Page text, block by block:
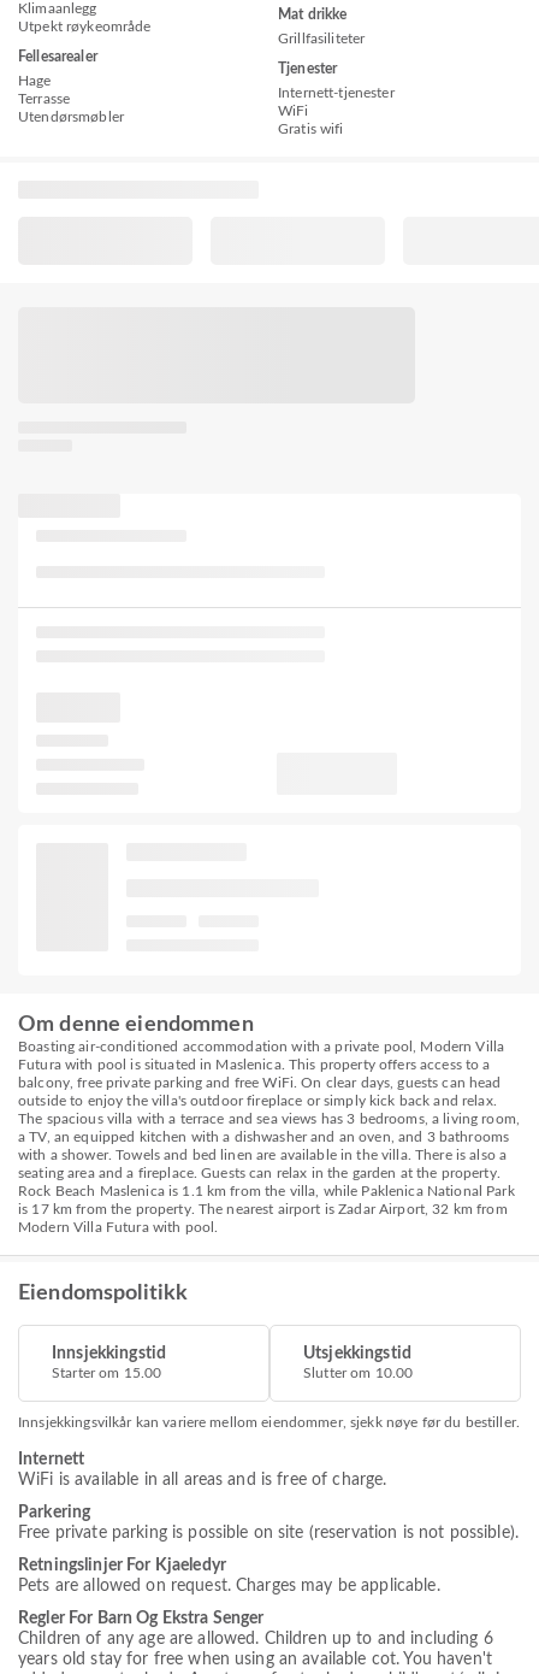
Klimaanlegg
Utpekt røykeområde
Fellesarealer
Hage
Terrasse
Utendørsmøbler
Mat drikke
Grillfasiliteter
Tjenester
Internett-tjenester
WiFi
Gratis wifi
Om denne eiendommen
Boasting air-conditioned accommodation with a private pool, Modern Villa
Futura with pool is situated in Maslenica. This property offers access to a
balcony, free private parking and free WiFi. On clear days, guests can head
outside to enjoy the villa's outdoor fireplace or simply kick back and relax.
The spacious villa with a terrace and sea views has 3 bedrooms, a living room,
a TV, an equipped kitchen with a dishwasher and an oven, and 3 bathrooms
with a shower. Towels and bed linen are available in the villa. There is also a
seating area and a fireplace. Guests can relax in the garden at the property.
Rock Beach Maslenica is 1.1 km from the villa, while Paklenica National Park
is 17 km from the property. The nearest airport is Zadar Airport, 32 km from
Modern Villa Futura with pool.
Eiendomspolitikk
Innsjekkingstid
Starter om 15.00
Utsjekkingstid
Slutter om 10.00
Innsjekkingsvilkår kan variere mellom eiendommer, sjekk nøye før du bestiller.
Internett
WiFi is available in all areas and is free of charge.
Parkering
Free private parking is possible on site (reservation is not possible).
Retningslinjer For Kjaeledyr
Pets are allowed on request. Charges may be applicable.
Regler For Barn Og Ekstra Senger
Children of any age are allowed. Children up to and including 6
years old stay for free when using an available cot. You haven't